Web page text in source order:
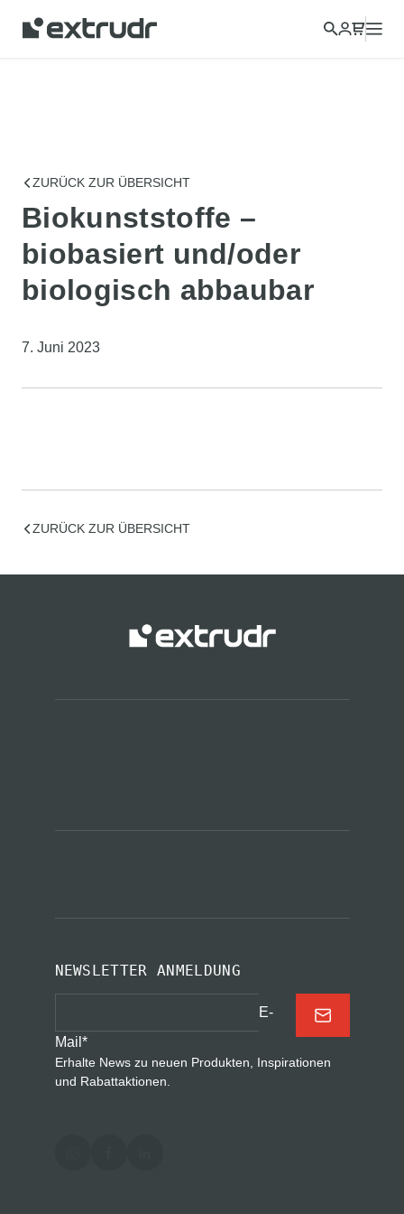
ZURÜCK ZUR ÜBERSICHT
Biokunststoffe –
biobasiert und/oder
biologisch abbaubar
7. Juni 2023
ZURÜCK ZUR ÜBERSICHT
NEWSLETTER ANMELDUNG
E-
Mail *
Erhalte News zu neuen Produkten, Inspirationen
und Rabattaktionen.